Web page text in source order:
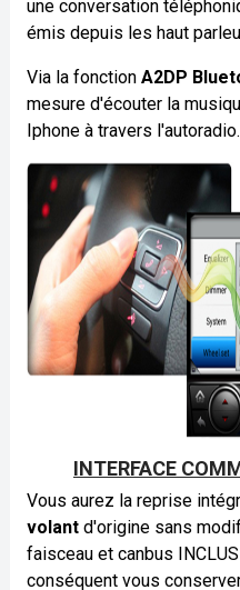
une conversation
émis depuis les haut
Via la fonction A2DP
mesure d'écouter la
Iphone à travers l'autoradio.
INTERFACE
Vous aurez la reprise
volant d'origine sans
faisceau et canbus
conséquent vous